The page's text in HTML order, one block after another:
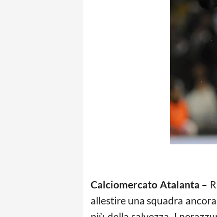
Calciomercato Atalanta –
allestire una squadra